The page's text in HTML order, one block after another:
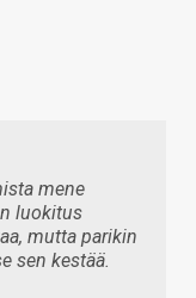
mene
luokitus
mutta parikin
sen kestää.